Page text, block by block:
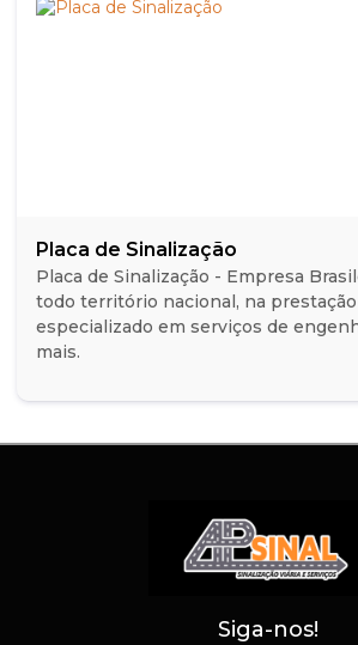
Placa de Sinalização
Placa de Sinalização - Empresa
todo território nacional, na
especializado em serviços de
mais.
Siga-nos!